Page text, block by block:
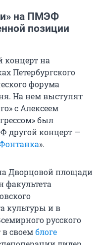
на ПМЭФ
позиции
на
Петербургского
форума
На нем выступят
с Алексеем
был
другой концерт —
».
Дворцовой площади
факультета
культуры и в
русского
своемблоге